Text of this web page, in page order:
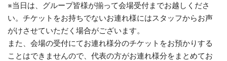
※当日は、グループ皆様が揃って会場受付までお越しくださ
い。チケットをお持ちでないお連れ様にはスタッフからお声
がけさせていただく場合がございます。
また、会場の受付にてお連れ様分のチケットをお預かりする
ことはできませんので、代表の方がお連れ様分をまとめてお